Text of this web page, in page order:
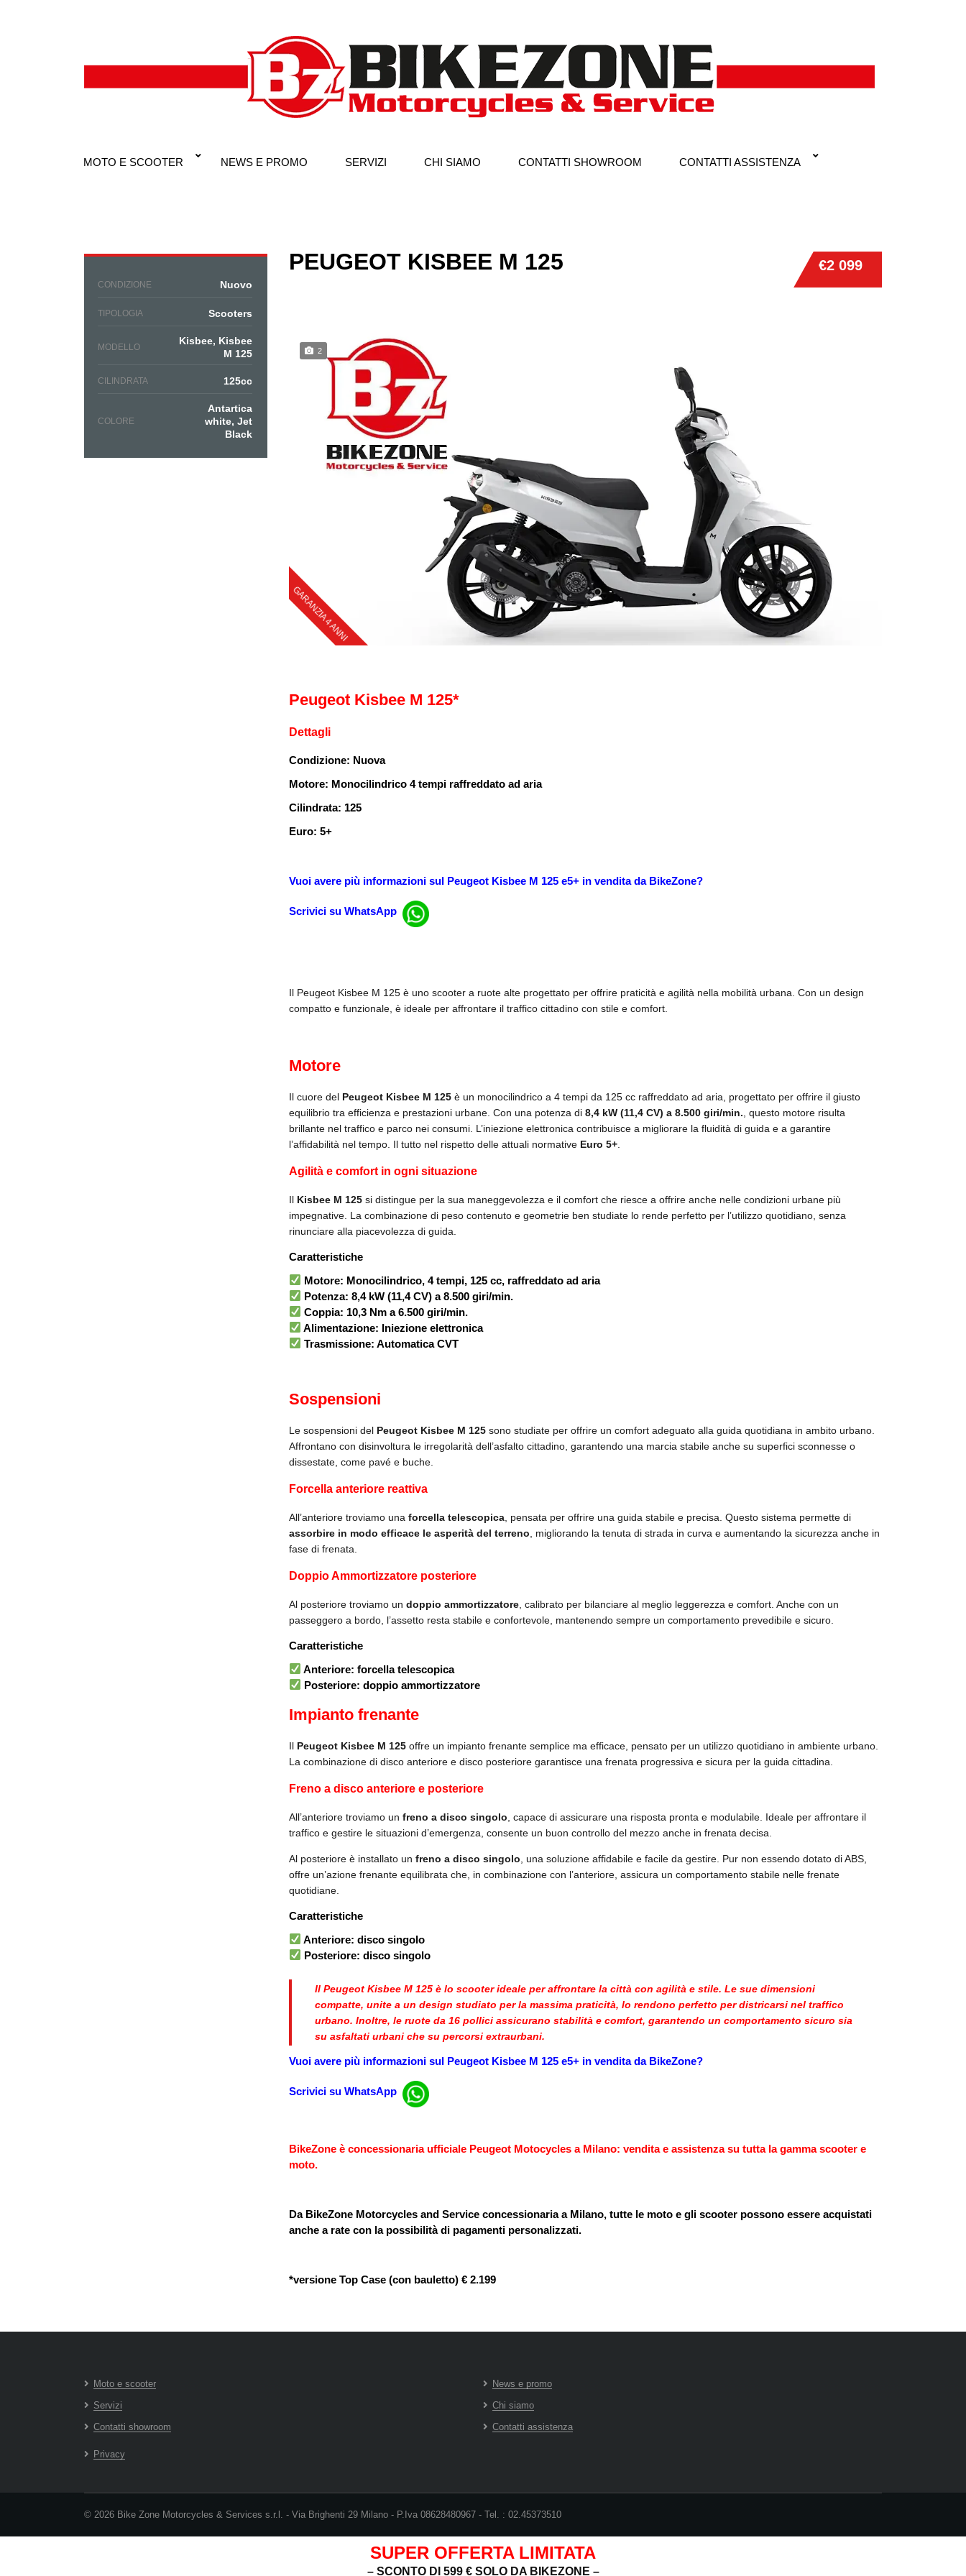
MOTO E SCOOTER NEWS E PROMO SERVIZI CHI SIAMO CONTATTI SHOWROOM CONTATTI ASSISTENZA
€2 099
PEUGEOT KISBEE M 125
2
Peugeot Kisbee M 125*
Dettagli
Condizione: Nuova
Motore: Monocilindrico 4 tempi raffreddato ad aria
Cilindrata: 125
Euro: 5+
Vuoi avere più informazioni sul Peugeot Kisbee M 125 e5+ in venditada BikeZone?
Scrivici su WhatsApp
Il Peugeot Kisbee M 125 è uno scooter a ruote alte progettato per offrire praticità e agilità nella mobilità urbana. Con un design
compatto e funzionale, è ideale per affrontare il traffico cittadino con stile e comfort.
Motore
Il cuore del Peugeot Kisbee M 125 è un monocilindrico a 4 tempi da 125 cc raffreddato ad aria, progettato per offrire il giusto
equilibrio tra efficienza e prestazioni urbane. Con una potenza di 8,4 kW (11,4 CV) a 8.500 giri/min. , questo motore risulta
brillante nel traffico e parco nei consumi. L’iniezione elettronica contribuisce a migliorare la fluidità di guida e a garantire
l’affidabilità nel tempo. Il tutto nel rispetto delle attuali normative Euro 5+
Agilità e comfort in ogni situazione
Il Kisbee M 125 si distingue per la sua maneggevolezza e il comfort che riesce a offrire anche nelle condizioni urbane più
impegnative. La combinazione di peso contenuto e geometrie ben studiate lo rende perfetto per l’utilizzo quotidiano, senza
rinunciare alla piacevolezza di guida.
Caratteristiche
Motore: Monocilindrico, 4 tempi, 125 cc, raffreddato ad aria
Potenza: 8,4 kW (11,4 CV) a 8.500 giri/min.
Coppia: 10,3 Nm a 6.500 giri/min.
Alimentazione: Iniezione elettronica
Trasmissione: Automatica CVT
Sospensioni
Le sospensioni del Peugeot Kisbee M 125 sono studiate per offrire un comfort adeguato alla guida quotidiana in ambito urbano.
Affrontano con disinvoltura le irregolarità dell’asfalto cittadino, garantendo una marcia stabile anche su superfici sconnesse o
dissestate, come pavé e buche.
Forcella anteriore reattiva
All’anteriore troviamo una forcella telescopica , pensata per offrire una guida stabile e precisa. Questo sistema permette di
assorbire in modo efficace le asperità del terreno , migliorando la tenuta di strada in curva e aumentando la sicurezza anche in
fase di frenata.
Doppio Ammortizzatore posteriore
Al posteriore troviamo un doppio ammortizzatore , calibrato per bilanciare al meglio leggerezza e comfort. Anche con un
passeggero a bordo, l’assetto resta stabile e confortevole, mantenendo sempre un comportamento prevedibile e sicuro.
Caratteristiche
Anteriore: forcella telescopica
Posteriore: doppio ammortizzatore
Impianto frenante
Il Peugeot Kisbee M 125 offre un impianto frenante semplice ma efficace, pensato per un utilizzo quotidiano in ambiente urbano.
La combinazione di disco anteriore e disco posteriore garantisce una frenata progressiva e sicura per la guida cittadina.
Freno a disco anteriore e posteriore
All’anteriore troviamo un freno a disco singolo , capace di assicurare una risposta pronta e modulabile. Ideale per affrontare il
traffico e gestire le situazioni d’emergenza, consente un buon controllo del mezzo anche in frenata decisa.
Al posteriore è installato un freno a disco singolo , una soluzione affidabile e facile da gestire. Pur non essendo dotato di ABS,
offre un’azione frenante equilibrata che, in combinazione con l’anteriore, assicura un comportamento stabile nelle frenate
quotidiane.
Caratteristiche
Anteriore: disco singolo
Posteriore: disco singolo
Il Peugeot Kisbee M 125 è lo scooter ideale per affrontare la città con agilità e stile. Le sue dimensioni
compatte, unite a un design studiato per la massima praticità, lo rendono perfetto per districarsi nel traffico
urbano. Inoltre, le ruote da 16 pollici assicurano stabilità e comfort, garantendo un comportamento sicuro sia
su asfaltati urbani che su percorsi extraurbani.
Vuoi avere più informazioni sul Peugeot Kisbee M 125 e5+ in venditada BikeZone?
Scrivici su WhatsApp
BikeZone è concessionaria ufficiale Peugeot Motocycles a Milano: vendita e assistenza su tutta la gamma scooter e
moto.
DaBikeZone Motorcycles and Service concessionaria a Milano, tutte le moto e gli scooter possono essere acquistati
anche a rate con la possibilità di pagamenti personalizzati.
*versione Top Case (con bauletto) € 2.199
CONDIZIONE Nuovo
TIPOLOGIA Scooters
MODELLO
Kisbee, Kisbee
M 125
CILINDRATA 125cc
COLORE
Antartica
white, Jet
Black
Moto e scooter
News e promo
Servizi
Chi siamo
Contatti showroom
Contatti assistenza
Privacy
© 2026 Bike Zone Motorcycles & Services s.r.l. - Via Brighenti 29 Milano - P.Iva 08628480967 - Tel. : 02.45373510
SUPER OFFERTA LIMITATA
– SCONTO DI 599 € SOLO DA BIKEZONE –